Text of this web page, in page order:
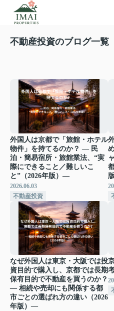
不動産投資のブログ一覧
外国人は京都で「旅館・ホテル
物件」を持てるのか？ ― 民
泊・簡易宿所・旅館業法、“実
際にできること／難しいこ
と”（2026年版）―
2026.06.03
不動産投資
なぜ外国人は東京・大阪では投
資目的で購入し、京都では長期
保有目的で不動産を買うのか？
― 相続や売却にも関係する都
市ごとの選ばれ方の違い（2026
年版）―